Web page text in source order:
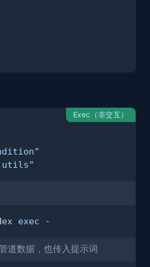
Exec（非交互）
utils"
exec
道数据，也传入提示词